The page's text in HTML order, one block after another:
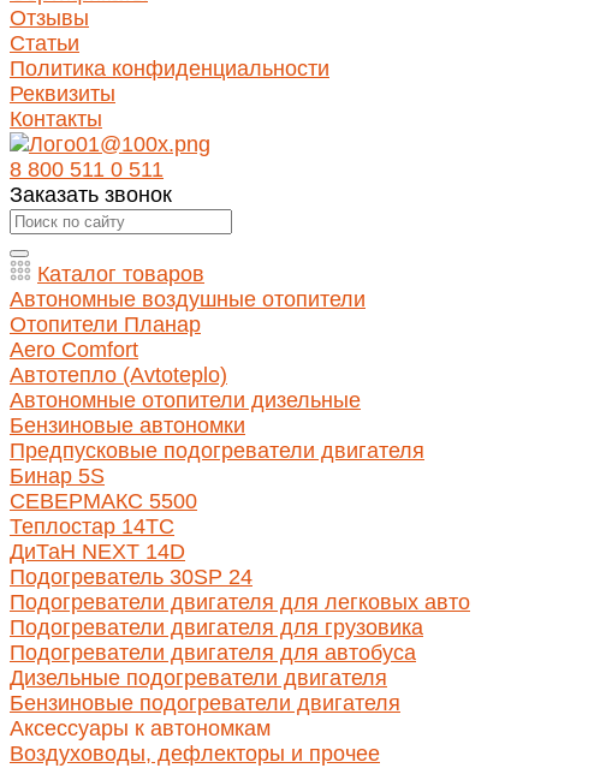
Отзывы
Статьи
Политика конфиденциальности
Реквизиты
Контакты
8 800 511 0 511
Заказать звонок
Каталог товаров
Автономные воздушные отопители
Отопители Планар
Aero Comfort
Автотепло (Avtoteplo)
Автономные отопители дизельные
Бензиновые автономки
Предпусковые подогреватели двигателя
Бинар 5S
СЕВЕРМАКС 5500
Теплостар 14ТС
ДиТаН NEXT 14D
Подогреватель 30SP 24
Подогреватели двигателя для легковых авто
Подогреватели двигателя для грузовика
Подогреватели двигателя для автобуса
Дизельные подогреватели двигателя
Бензиновые подогреватели двигателя
Аксессуары к автономкам
Воздуховоды, дефлекторы и прочее